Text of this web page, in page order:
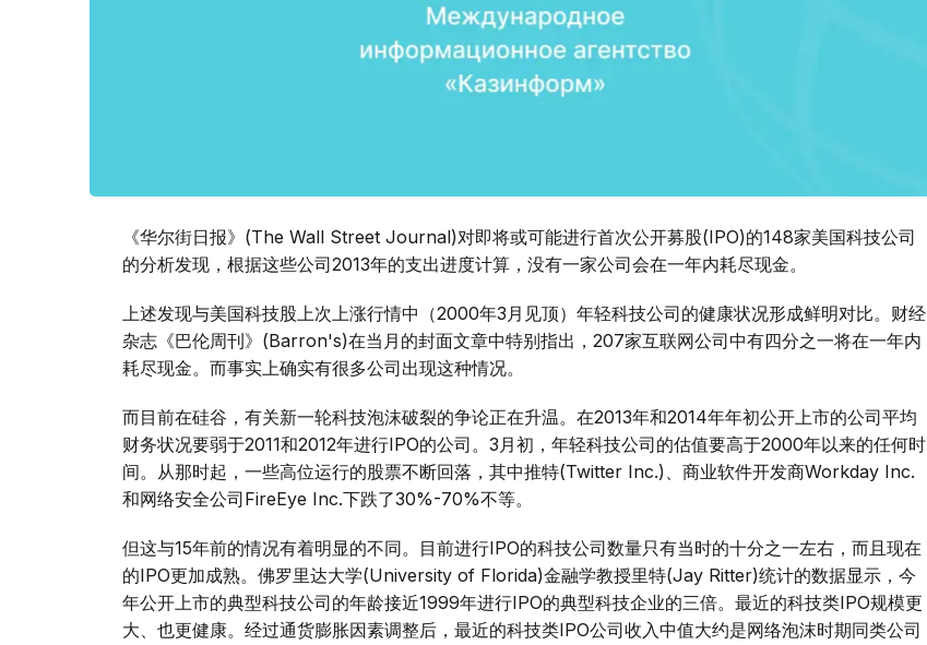
《华尔街日报》(The Wall Street Journal)对即将或可能进行首次公开募股(IPO)的148家美国科技公司
的分析发现，根据这些公司2013年的支出进度计算，没有一家公司会在一年内耗尽现金。
上述发现与美国科技股上次上涨行情中（2000年3月见顶）年轻科技公司的健康状况形成鲜明对比。财经
杂志《巴伦周刊》(Barron's)在当月的封面文章中特别指出，207家互联网公司中有四分之一将在一年内
耗尽现金。而事实上确实有很多公司出现这种情况。
而目前在硅谷，有关新一轮科技泡沫破裂的争论正在升温。在2013年和2014年年初公开上市的公司平均
财务状况要弱于2011和2012年进行IPO的公司。3月初，年轻科技公司的估值要高于2000年以来的任何时
间。从那时起，一些高位运行的股票不断回落，其中推特(Twitter Inc.)、商业软件开发商Workday Inc.
和网络安全公司FireEye Inc.下跌了30%-70%不等。
但这与15年前的情况有着明显的不同。目前进行IPO的科技公司数量只有当时的十分之一左右，而且现在
的IPO更加成熟。佛罗里达大学(University of Florida)金融学教授里特(Jay Ritter)统计的数据显示，今
年公开上市的典型科技公司的年龄接近1999年进行IPO的典型科技企业的三倍。最近的科技类IPO规模更
大、也更健康。经过通货膨胀因素调整后，最近的科技类IPO公司收入中值大约是网络泡沫时期同类公司